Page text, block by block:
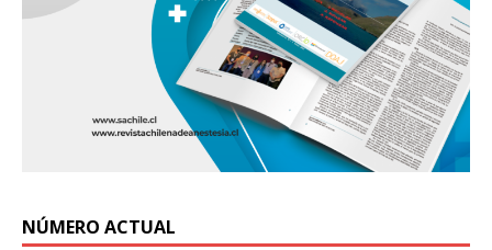
NÚMERO ACTUAL